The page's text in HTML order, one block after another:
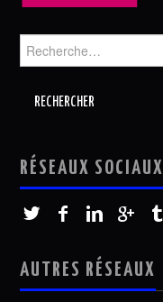
Rechercher :
RÉSEAUX SOCIAUX
AUTRES RÉSEAUX